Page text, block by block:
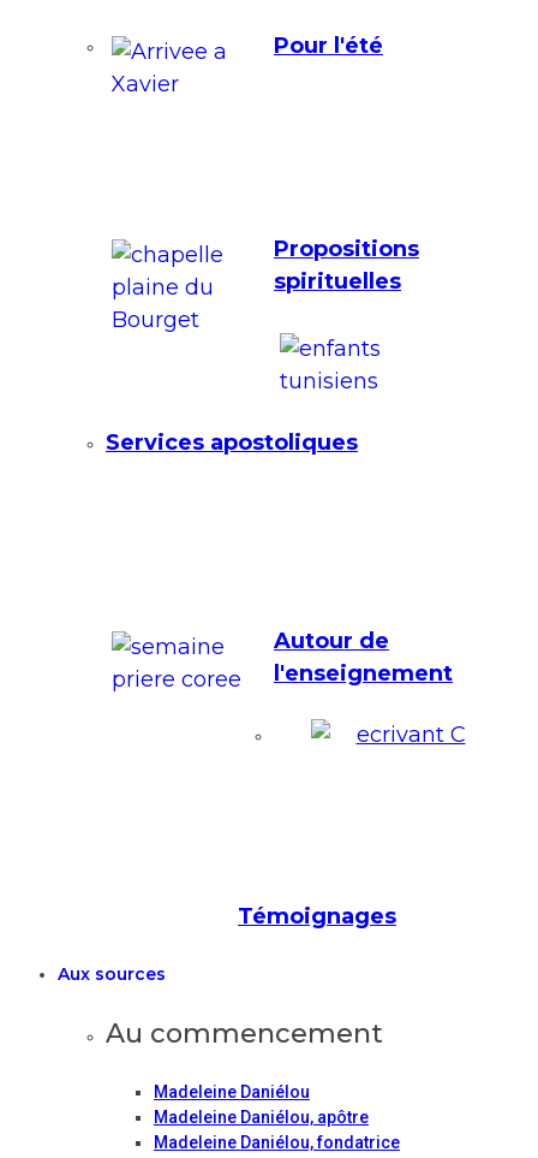
Pour l'été
Propositions
spirituelles
Services apostoliques
Autour de
l'enseignement
Témoignages
Aux sources
Au commencement
Madeleine Daniélou
Madeleine Daniélou, apôtre
Madeleine Daniélou, fondatrice